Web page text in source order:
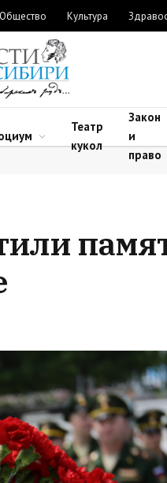
Общество Культура
Театр
кукол
Закон
и
право